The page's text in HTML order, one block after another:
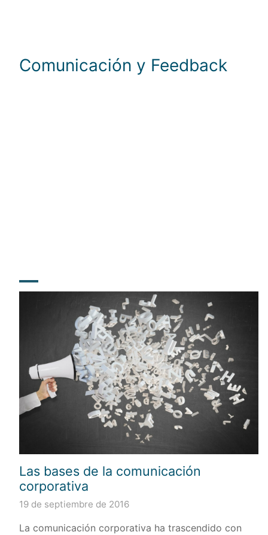
Comunicación y Feedback
Las bases de la comunicación
corporativa
19 de septiembre de 2016
La comunicación corporativa ha trascendido con